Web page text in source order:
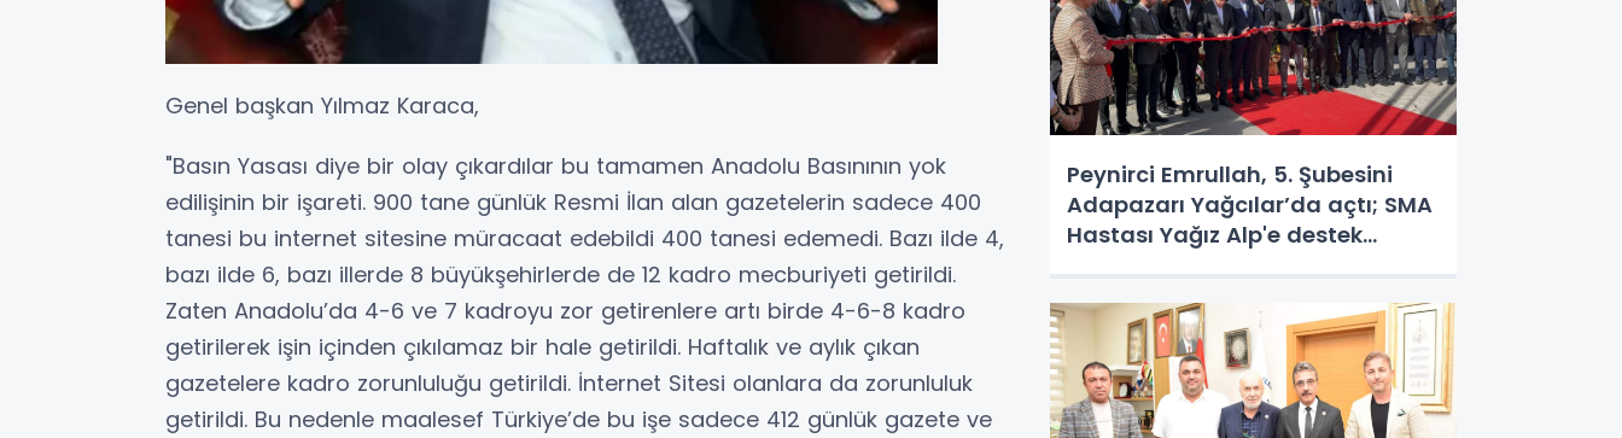
Genel başkan Yılmaz Karaca,
"Basın Yasası diye bir olay çıkardılar bu tamamen Anadolu Basınının yok
edilişinin bir işareti. 900 tane günlük Resmi İlan alan gazetelerin sadece 400
tanesi bu internet sitesine müracaat edebildi 400 tanesi edemedi. Bazı ilde 4,
bazı ilde 6, bazı illerde 8 büyükşehirlerde de 12 kadro mecburiyeti getirildi.
Zaten Anadolu’da 4-6 ve 7 kadroyu zor getirenlere artı birde 4-6-8 kadro
getirilerek işin içinden çıkılamaz bir hale getirildi. Haftalık ve aylık çıkan
gazetelere kadro zorunluluğu getirildi. İnternet Sitesi olanlara da zorunluluk
getirildi. Bu nedenle maalesef Türkiye’de bu işe sadece 412 günlük gazete ve
Peynirci Emrullah, 5. Şubesini
Adapazarı Yağcılar’da açtı; SMA
Hastası Yağız Alp'e destek